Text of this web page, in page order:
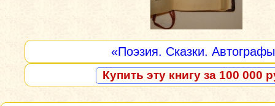
«Поэзия. Сказки.
Купить эту книгу за 100 000